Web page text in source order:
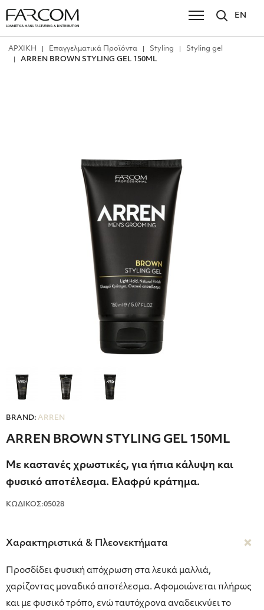
EN
ΑΡΧΙΚΗ Επαγγελματικά Προϊόντα Styling
Styling gel
ARREN BROWN STYLING GEL 150ML
BRAND: ARREN
ARREN BROWN STYLING GEL 150ML
Με καστανές χρωστικές, για ήπια κάλυψη και
φυσικό αποτέλεσμα. Ελαφρύ κράτημα.
ΚΩΔΙΚΟΣ:05028
Χαρακτηριστικά & Πλεονεκτήματα
Προσδίδει φυσική απόχρωση στα λευκά μαλλιά,
χαρίζοντας μοναδικό αποτέλεσμα. Αφομοιώνεται πλήρως
και με φυσικό τρόπο, ενώ ταυτόχρονα αναδεικνύει το